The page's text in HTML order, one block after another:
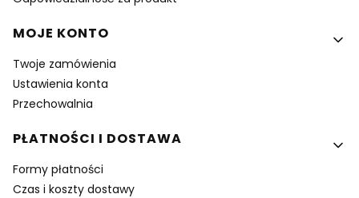
MOJE KONTO
Twoje zamówienia
Ustawienia konta
Przechowalnia
PŁATNOŚCI I DOSTAWA
Formy płatności
Czas i koszty dostawy